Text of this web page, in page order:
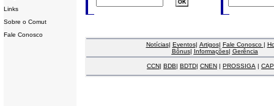
Links
Sobre o Comut
Fale Conosco
Notícias| Eventos| Artigos| Fale Conosco |
Bônus| Informações| Gerência
CCN| BDB| BDTD| CNEN | PROSSIGA |